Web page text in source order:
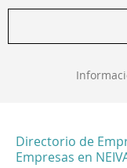
Directorio de
Empresas en